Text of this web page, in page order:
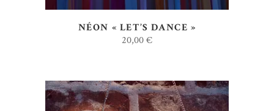
NÉON « LET’S DANCE »
20,00€